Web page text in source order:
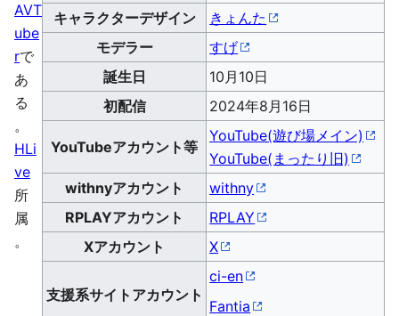
キャラクターデザイン
きょんた
モデラー
すげ
誕生日
10月10日
初配信
2024年8月16日
YouTubeアカウント等
YouTube(遊び場メイン)
YouTube(まったり旧)
withnyアカウント
withny
RPLAYアカウント
RPLAY
Xアカウント
X
支援系サイトアカウント
ci-en
Fantia
AVT
ube
rで
あ
る
。
HLi
ve
所
属
。